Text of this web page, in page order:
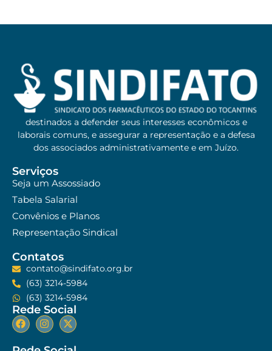
destinados a defender seus interesses econômicos e
laborais comuns, e assegurar a representação e a defesa
dos associados administrativamente e em Juízo.
Serviços
Seja um Assossiado
Tabela Salarial
Convênios e Planos
Representação Sindical
Contatos
contato@sindifato.org.br
(63) 3214-5984
(63) 3214-5984
Rede Social